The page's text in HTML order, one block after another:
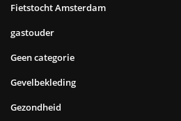
Fietstocht Amsterdam
gastouder
Geen categorie
Gevelbekleding
Gezondheid